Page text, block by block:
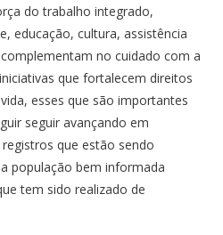
do trabalho integrado,
educação, cultura, assistência
no cuidado com a
que fortalecem direitos
esses que são importantes
seguir avançando em
que estão sendo
população bem informada
tem sido realizado de